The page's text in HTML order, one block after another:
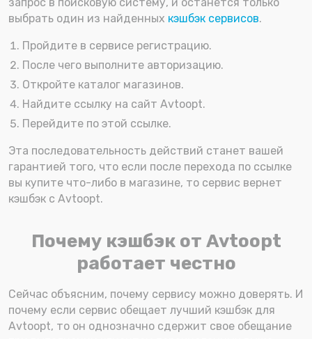
выбрать один из найденных кэшбэк сервисов.
Пройдите в сервисе регистрацию.
После чего выполните авторизацию.
Откройте каталог магазинов.
Найдите ссылку на сайт Avtoopt.
Перейдите по этой ссылке.
Эта последовательность действий станет вашей
гарантией того, что если после перехода по ссылке
вы купите что-либо в магазине, то сервис вернет
кэшбэк с Avtoopt.
Почему кэшбэк от Avtoopt
работает честно
Сейчас объясним, почему сервису можно доверять. И
почему если сервис обещает лучший кэшбэк для
Avtoopt, то он однозначно сдержит свое обещание